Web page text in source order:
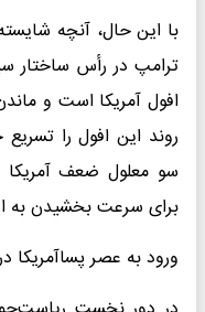
با این حال، آنچه
ترامپ در رأس ساختار
افول آمریکا است و
روند این افول را
سو معلول ضعف
برای سرعت بخشیدن
ورود به عصر پساآمریکا